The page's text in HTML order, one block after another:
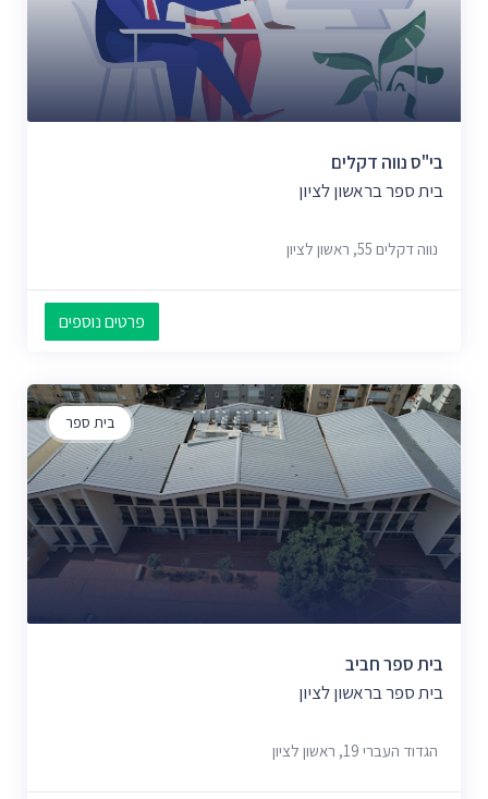
בי"ס נווה דקלים
בית ספר בראשון לציון
נווה דקלים 55, ראשון לציון
פרטים נוספים
בית ספר
בית ספר חביב
בית ספר בראשון לציון
הגדוד העברי 19, ראשון לציון